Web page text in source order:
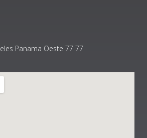
Panama Oeste 77 77